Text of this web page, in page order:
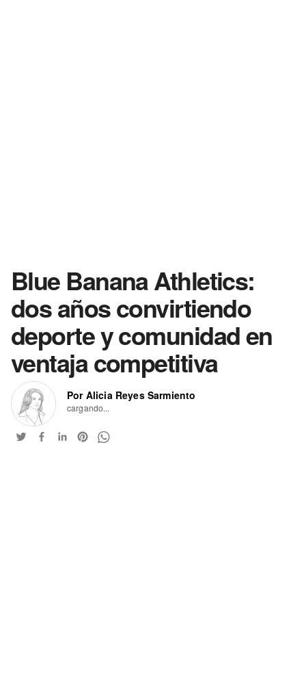
Blue Banana Athletics:
dos años convirtiendo
deporte y comunidad en
ventaja competitiva
Por Alicia Reyes Sarmiento
cargando...